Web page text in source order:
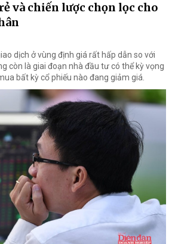
và chiến lược chọn lọc cho
dịch ở vùng định giá rất hấp dẫn so với
còn là giai đoạn nhà đầu tư có thể kỳ vọng
bất kỳ cổ phiếu nào đang giảm giá.